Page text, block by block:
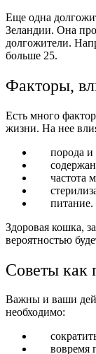
Еще одна
Зеландии. Она
долгожители.
больше 25.
Факторы,
Есть много
жизни. На нее
порода и
частота
питание.
Здоровая кошка,
вероятностью
Советы как
Важны и ваши
необходимо:
вовремя